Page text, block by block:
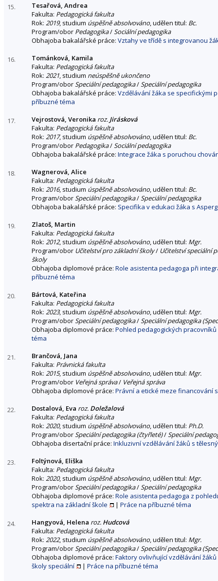
15.
Tesařová, Andrea
Fakulta: Pedagogická fakulta
Rok: 2019, studium úspěšně absolvováno, udělen titul: Bc.
Program/obor Pedagogika/Sociální pedagogika
Obhajoba bakalářské práce: Vztahy ve třídě s integrovanou
16.
Tománková, Kamila
Fakulta: Pedagogická fakulta
Rok: 2021, studium neúspěšně ukončeno
Program/oborSpeciální pedagogika/Speciální pedagogika
Obhajoba bakalářské práce: Vzdělávání žáka se specifickými
příbuzné téma
17. Vejrostová, Veronika roz. Jirásková
Fakulta: Pedagogická fakulta
Rok: 2017, studium úspěšně absolvováno, udělen titul: Bc.
Program/obor Pedagogika/Sociální pedagogika
Obhajoba bakalářské práce: Integrace žáka s poruchou
18.
Wagnerová, Alice
Fakulta: Pedagogická fakulta
Rok: 2016, studium úspěšně absolvováno, udělen titul: Bc.
Program/oborSpeciální pedagogika/Speciální pedagogika
Obhajoba bakalářské práce: Specifika v edukaci žáka s
19.
Zlatoš, Martin
Fakulta: Pedagogická fakulta
Rok: 2012, studium úspěšně absolvováno, udělen titul: Mgr.
Program/obor Učitelství pro základní školy/ Učitelství speciální
školy
Obhajoba diplomové práce: Role asistenta pedagoga při
příbuzné téma
20.
Bártová, Kateřina
Fakulta: Pedagogická fakulta
Rok: 2023, studium úspěšně absolvováno, udělen titul: Mgr.
Program/oborSpeciální pedagogika/Speciální pedagogika
Obhajoba diplomové práce: Pohled pedagogických
téma
21.
Brančová, Jana
Fakulta: Právnická fakulta
Rok: 2015, studium úspěšně absolvováno, udělen titul: Mgr.
Program/obor Veřejná správa/ Veřejná správa
Obhajoba diplomové práce: Právní a etické meze financování
22. Dostalová, Eva roz. Doležalová
Fakulta: Pedagogická fakulta
Rok: 2020, studium úspěšně absolvováno, udělen titul: Ph.D.
Program/oborSpeciální pedagogika (čtyřleté)/Speciální
Obhajoba disertační práce: Inkluzivní vzdělávání žáků s
23.
Foltýnová, Eliška
Fakulta: Pedagogická fakulta
Rok: 2020, studium úspěšně absolvováno, udělen titul: Mgr.
Program/oborSpeciální pedagogika/Speciální pedagogika
Obhajoba diplomové práce: Role asistenta pedagoga z
spektra na základní škole
| Práce na příbuzné téma
24. Hangyová, Helena roz. Hudcová
Fakulta: Pedagogická fakulta
Rok: 2022, studium úspěšně absolvováno, udělen titul: Mgr.
Program/oborSpeciální pedagogika/Speciální pedagogika
Obhajoba diplomové práce: Faktory ovlivňující vzdělávání
školy speciální
| Práce na příbuzné téma